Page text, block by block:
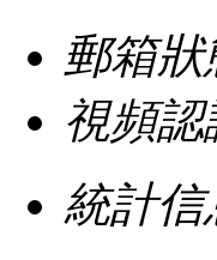
郵箱狀
視頻認
統計信